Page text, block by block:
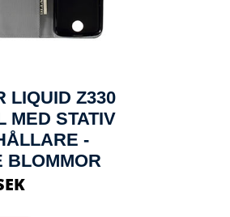
LIQUID Z330
MED STATIV
-
BLOMMOR